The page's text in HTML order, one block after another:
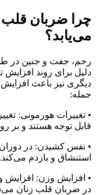
چرا ضربان قلب
می‌یابد؟
رحم، جفت و جنین در
دلیل برای روند افزایش
دیگری نیز باعث
جمله:
• تغییرات هورمونی:
قابل توجه هستند و بر
• نفس كشيدن: در دوران
استنشاق و بازدم می‌کند.
• افزایش وزن: افزايش
در ضربان قلب زنان